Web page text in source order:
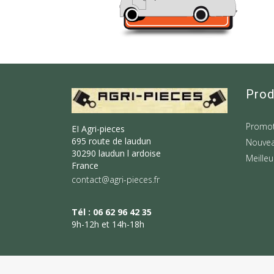
EI Agri-pieces
695 route de laudun
30290 laudun l ardoise
France
contact@agri-pieces.fr
Tél : 06 62 96 42 35
9h-12h et 14h-18h